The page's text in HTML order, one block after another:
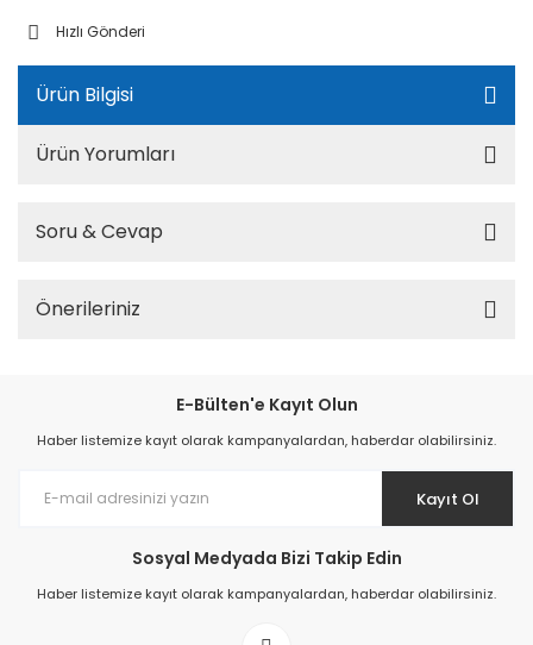
Hızlı Gönderi
Ürün Bilgisi
Ürün Yorumları
Soru & Cevap
Önerileriniz
E-Bülten'e Kayıt Olun
Haber listemize kayıt olarak kampanyalardan, haberdar olabilirsiniz.
Kayıt Ol
Sosyal Medyada Bizi Takip Edin
Haber listemize kayıt olarak kampanyalardan, haberdar olabilirsiniz.